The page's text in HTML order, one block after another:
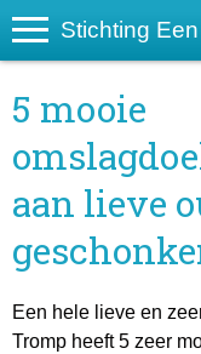
Stichting
5 mooie
aan lieve
Een hele lieve en
Tromp heeft 5 zeer